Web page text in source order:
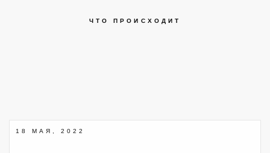
ЧТО ПРОИСХОДИТ
18 МАЯ, 2022